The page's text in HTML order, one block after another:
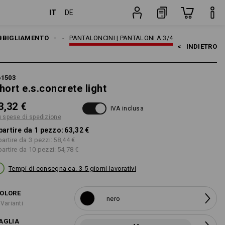
IT DE
PANTALONCINI | PANTALONI A 3/4
PANTALONI
< INDIETRO
e.s.concrete light
€
spese di spedizione
IVA inclusa
da 1 pezzo: 63,32 €
da 3 pezzi: 58,44 €
da 10 pezzi: 54,78 €
Tempi di consegna ca. 3-5 giorni lavorativi
nero